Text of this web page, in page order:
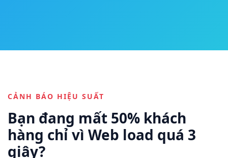
CẢNH BÁO HIỆU SUẤT
Bạn đang mất 50% khách
hàng chỉ vì Web load quá 3
giây?